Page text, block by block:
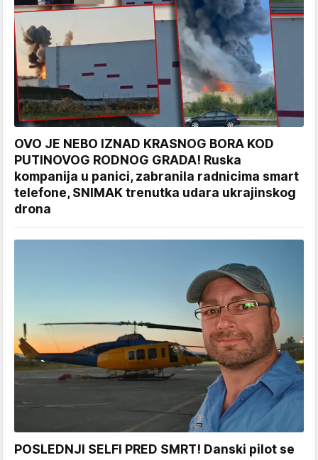
OVO JE NEBO IZNAD KRASNOG BORA KOD
PUTINOVOG RODNOG GRADA! Ruska
kompanija u panici, zabranila radnicima smart
telefone, SNIMAK trenutka udara ukrajinskog
drona
POSLEDNJI SELFI PRED SMRT! Danski pilot se